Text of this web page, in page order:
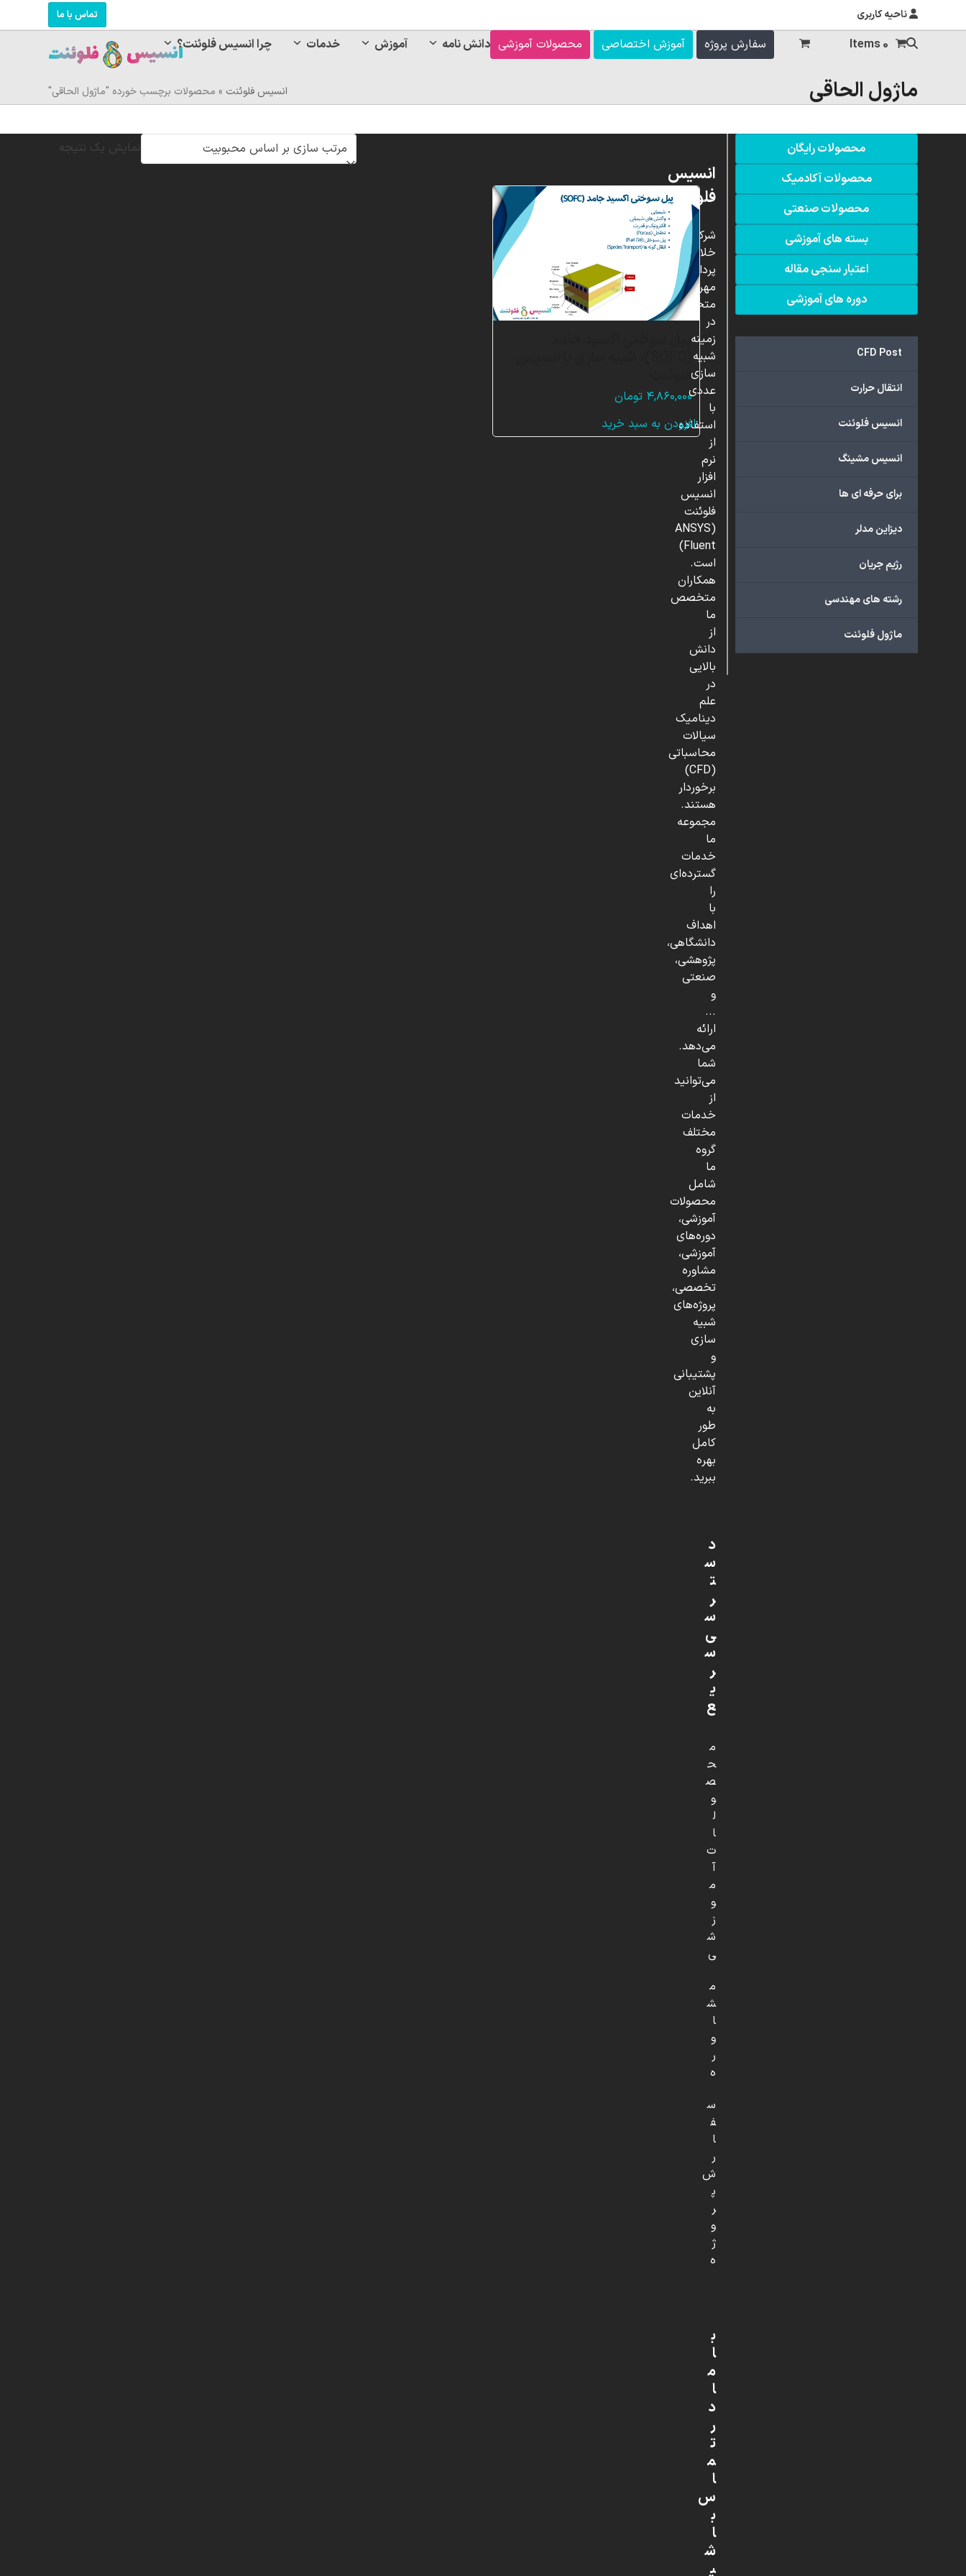
ناحیه کاربری تماس با ما
چرا انسیس فلوئنت؟ خدمات آموزش دانش نامه محصولات آموزشی آموزش اختصاصی سفارش پروژه 0 Items
ماژول الحاقی انسیس فلوئنت » محصولات برچسب خورده "ماژول الحاقی"
نمایش یک نتیجه
پیل سوختی اکسید جامد
فلوئنت
۴,۸۶۰,۰۰۰ تومان
افزودن به سبد خرید
محصولات رایگان
محصولات آکادمیک
محصولات صنعتی
بسته های آموزشی
اعتبار سنجی مقاله
دوره های آموزشی
CFD Post
انتقال حرارت
انسیس فلوئنت
انسیس مشینگ
برای حرفه ای ها
دیزاین مدلر
رژیم جریان
رشته های مهندسی
ماژول فلوئنت
انسیس
فلوئنت
شرکت
خلاق
پردازشگران
مهر،
متخصص
در
زمینه
شبیه
سازی
عددی
با
استفاده
از
نرم
افزار
انسیس
فلوئنت
(ANSYS
Fluent)
است.
همکاران
متخصص
ما
از
دانش
بالایی
در
علم
دینامیک
سیالات
محاسباتی
(CFD)
برخوردار
هستند.
مجموعه
ما
خدمات
گسترده‌ای
را
با
اهداف
دانشگاهی،
پژوهشی،
صنعتی
و
...
ارائه
می‌دهد.
شما
می‌توانید
از
خدمات
مختلف
گروه
ما
شامل
محصولات
آموزشی،
دوره‌های
آموزشی،
مشاوره
تخصصی،
پروژه‌های
شبیه
سازی
و
پشتیبانی
آنلاین
به
طور
کامل
بهره
ببرید.
د
س
ت
ر
س
ی
س
ر
ی
ع
م
ح
ص
و
ل
ا
ت
آ
م
و
ز
ش
ی
م
ش
ا
و
ر
ه
س
ف
ا
ر
ش
پ
ر
و
ژ
ه
ب
ا
م
ا
د
ر
ت
م
ا
س
ب
ا
ش
ی